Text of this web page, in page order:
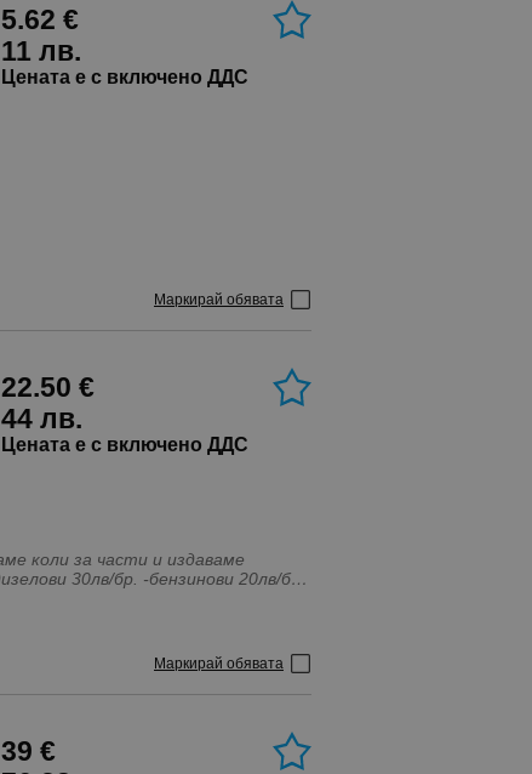
5.62 €
11 лв.
Цената е с включено ДДС
Маркирай обявата
22.50 €
44 лв.
Цената е с включено ДДС
Маркирай обявата
39 €